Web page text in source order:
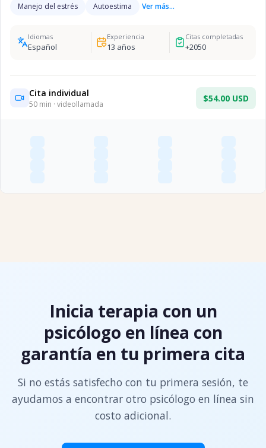
Manejo del estrés Autoestima Ver más...
Idiomas
Español
Experiencia
13 años
Citas completadas
+2050
Cita individual
50 min · videollamada
$54.00 USD
Inicia terapia con un
psicólogo en línea con
garantía en tu primera cita
Si no estás satisfecho con tu primera sesión, te
ayudamos a encontrar otro psicólogo en línea sin
costo adicional.